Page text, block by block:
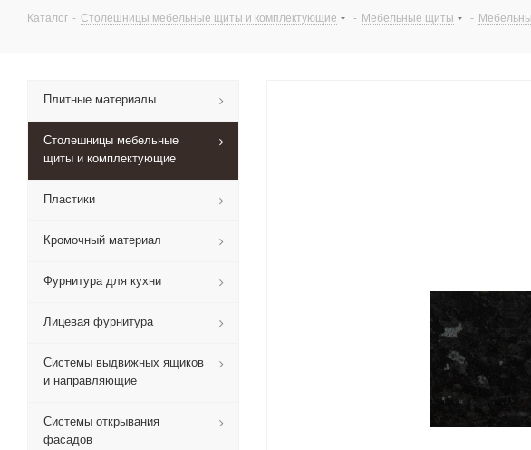
Каталог - Столешницы мебельные щиты и комплектующие - Мебельные щиты -
Плитные материалы
Столешницы мебельные
щиты и комплектующие
Пластики
Кромочный материал
Фурнитура для кухни
Лицевая фурнитура
Системы выдвижных ящиков
и направляющие
Системы открывания
фасадов